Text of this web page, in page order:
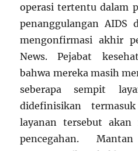
operasi tertentu dalam
penanggulangan AIDS
mengonfirmasi akhir
News. Pejabat
bahwa mereka masih
seberapa sempit
didefinisikan
layanan tersebut akan
pencegahan.